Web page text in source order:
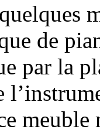
de
par la
meuble